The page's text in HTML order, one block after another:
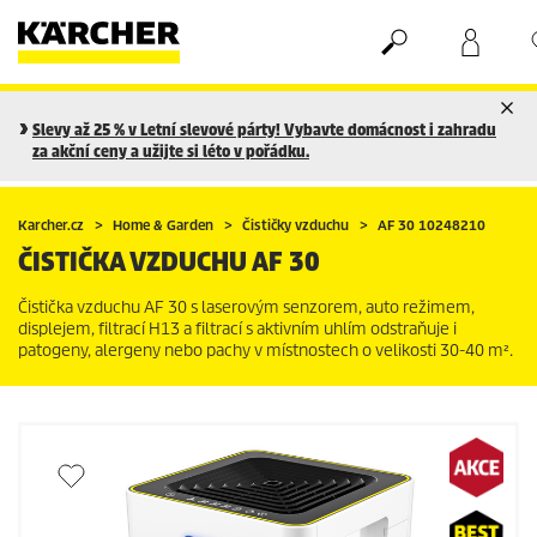
Nákupní košík
Seznam oblíbených produktů
Slevy až 25 % v Letní slevové párty! Vybavte domácnost i zahradu
za akční ceny a užijte si léto v pořádku.
Karcher.cz Home & Garden Čističky vzduchu AF 30 10248210
ČISTIČKA VZDUCHU AF 30
Čistička vzduchu AF 30 s laserovým senzorem, auto režimem,
displejem, filtrací H13 a filtrací s aktivním uhlím odstraňuje i
patogeny, alergeny nebo pachy v místnostech o velikosti 30-40 m².